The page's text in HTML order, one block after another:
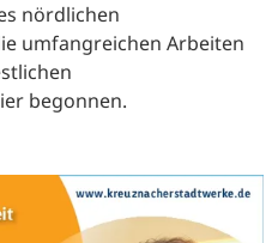
nördlichen
umfangreichen Arbeiten
begonnen.